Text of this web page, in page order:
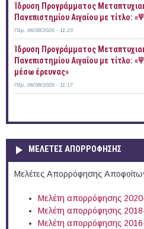
Ίδρυση Προγράμματος
Πανεπιστημίου Αιγαίου με τίτλο:
Πέμ, 06/08/2026 - 11:23
Ίδρυση Προγράμματος
Πανεπιστημίου Αιγαίου με τίτλο:
μέσω έρευνας»
Πέμ, 06/08/2026 - 11:17
ΜΕΛΕΤΕΣ ΑΠΟΡΡΟΦΗΣΗΣ
Μελέτες Απορρόφησης
Μελέτη απορρόφησης
Μελέτη απορρόφησης
Μελέτη απορρόφησης